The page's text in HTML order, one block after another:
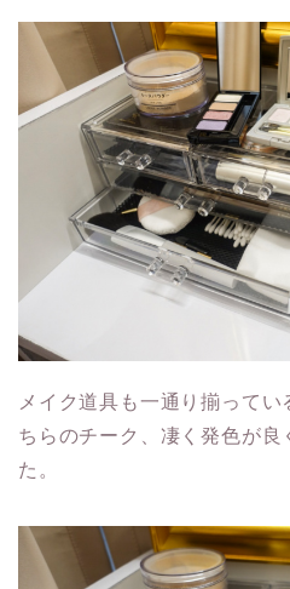
メイク道具も一通り揃ってい
ちらのチーク、凄く発色が良
た。